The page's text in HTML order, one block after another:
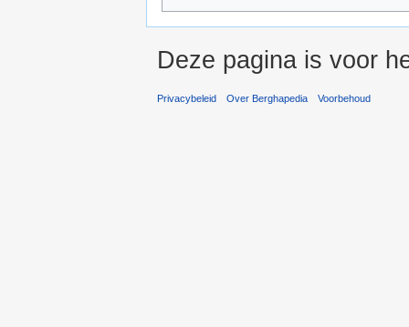
Deze pagina is voor
Privacybeleid Over Berghapedia Voorbehoud